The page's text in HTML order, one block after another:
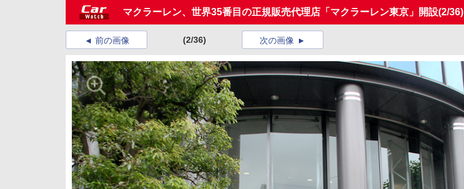
マクラーレン、世界35番目の正規販売代理店「マクラーレン東京」開設(2/36)
前の画像 (2/36) 次の画像